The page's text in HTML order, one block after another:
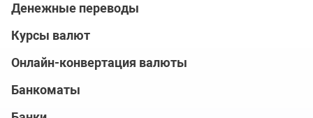
Денежные переводы
Курсы валют
Онлайн-конвертация валюты
Банкоматы